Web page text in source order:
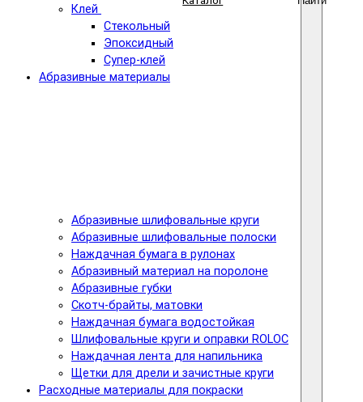
Клей
Стекольный
Эпоксидный
Супер-клей
Абразивные материалы
Абразивные шлифовальные круги
Абразивные шлифовальные полоски
Наждачная бумага в рулонах
Абразивный материал на поролоне
Абразивные губки
Скотч-брайты, матовки
Наждачная бумага водостойкая
Шлифовальные круги и оправки ROLOC
Наждачная лента для напильника
Щетки для дрели и зачистные круги
Расходные материалы для покраски